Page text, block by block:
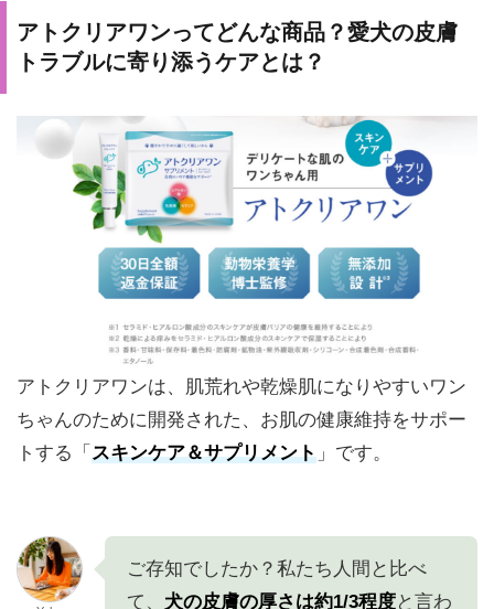
アトクリアワンってどんな商品？愛犬の皮膚
トラブルに寄り添うケアとは？
アトクリアワンは、肌荒れや乾燥肌になりやすいワン
ちゃんのために開発された、お肌の健康維持をサポー
トする「 スキンケア＆サプリメント 」です。
ご存知でしたか？私たち人間と比べ
て、 犬の皮膚の厚さは約1/3程度と言わ